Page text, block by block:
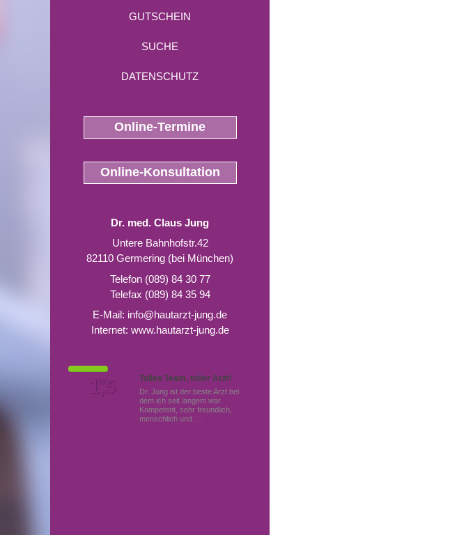
GUTSCHEIN
SUCHE
DATENSCHUTZ
Online-Termine
Online-Konsultation
Dr. med. Claus Jung
Untere Bahnhofstr.42
82110 Germering (bei München)
Telefon (089) 84 30 77
Telefax (089) 84 35 94
E-Mail: info@hautarzt-jung.de
Internet: www.hautarzt-jung.de
Tolles Team, toller Arzt!
Dr. Jung ist der beste Arzt bei
dem ich seit langem war.
Kompetent, sehr freundlich,
menschlich und …
Von Patienten
bewertet mit
Note
1,5